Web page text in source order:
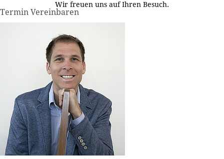
Wir freuen uns auf Ihren Besuch.
Termin Vereinbaren